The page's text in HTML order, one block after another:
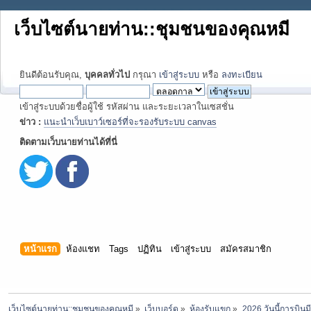
เว็บไซต์นายท่าน::ชุมชนของคุณหมี
ยินดีต้อนรับคุณ, บุคคลทั่วไป กรุณา เข้าสู่ระบบ หรือ ลงทะเบียน
เข้าสู่ระบบด้วยชื่อผู้ใช้ รหัสผ่าน และระยะเวลาในเซสชั่น
ข่าว : แนะนำเว็บเบาว์เซอร์ที่จะรองรับระบบ canvas
ติดตามเว็บนายท่านได้ที่นี่
หน้าแรก ห้องแชท Tags ปฏิทิน เข้าสู่ระบบ สมัครสมาชิก
เว็บไซต์นายท่าน::ชุมชนของคุณหมี » เว็บบอร์ด » ห้องรับแขก » 2026 วันนี้การบิน